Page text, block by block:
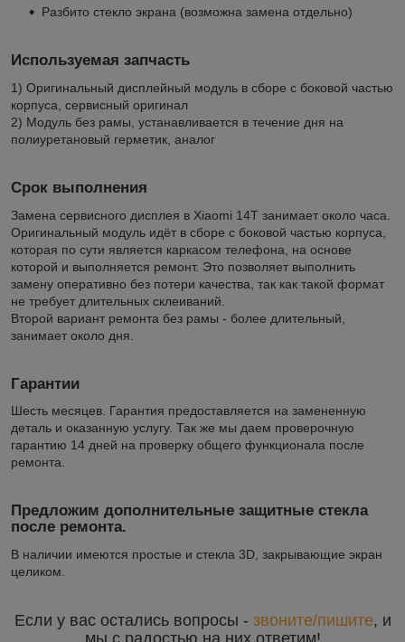
Разбито стекло экрана (возможна замена отдельно)
Используемая запчасть
1) Оригинальный дисплейный модуль в сборе с боковой частью
корпуса, сервисный оригинал
2) Модуль без рамы, устанавливается в течение дня на
полиуретановый герметик, аналог
Срок выполнения
Замена сервисного дисплея в Xiaomi 14T занимает около часа.
Оригинальный модуль идёт в сборе с боковой частью корпуса,
которая по сути является каркасом телефона, на основе
которой и выполняется ремонт. Это позволяет выполнить
замену оперативно без потери качества, так как такой формат
не требует длительных склеиваний.
Второй вариант ремонта без рамы - более длительный,
занимает около дня.
Гарантии
Шесть месяцев. Гарантия предоставляется на замененную
деталь и оказанную услугу. Так же мы даем проверочную
гарантию 14 дней на проверку общего функционала после
ремонта.
Предложим дополнительные защитные стекла
после ремонта.
В наличии имеются простые и стекла 3D, закрывающие экран
целиком.
Если у вас остались вопросы - звоните/пишите, и